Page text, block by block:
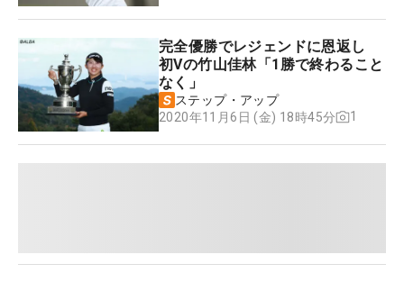
完全優勝でレジェンドに恩返し
初Vの竹山佳林「1勝で終わること
なく」
ステップ・アップ
2020年11月6日 (金) 18時45分
1